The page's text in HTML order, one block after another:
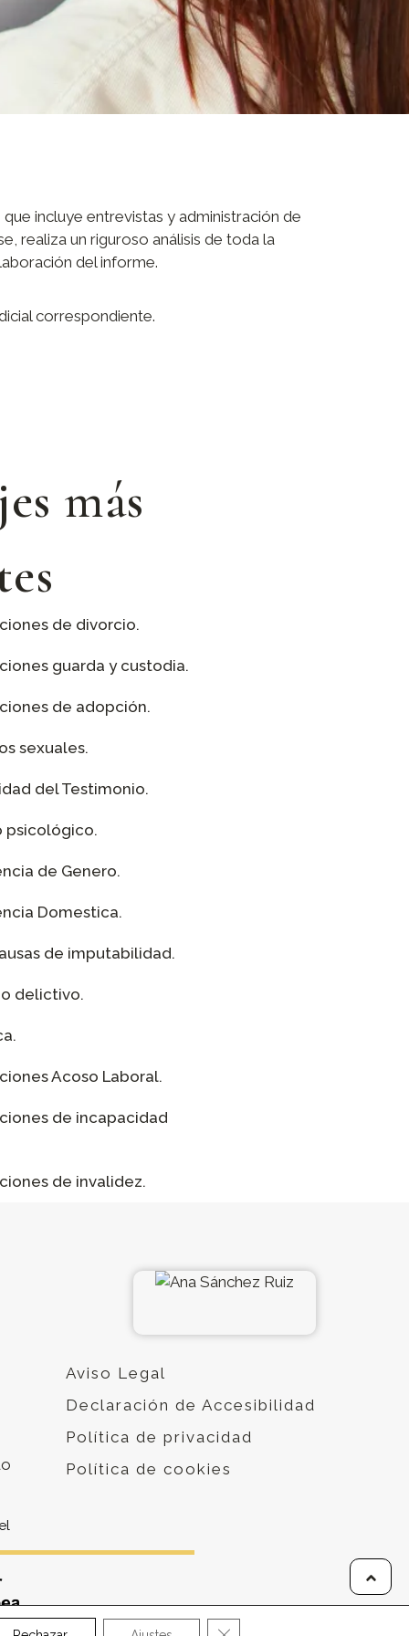
incluye entrevistas y administración de
realiza un riguroso análisis de toda la
del informe.
correspondiente.
más
de divorcio.
guarda y custodia.
de adopción.
sexuales.
del Testimonio.
psicológico.
de Genero.
Domestica.
de imputabilidad.
delictivo.
Acoso Laboral.
de incapacidad
de invalidez.
Aviso Legal
Declaración de Accesibilidad
Política de privacidad
Política de cookies
CERRAR EL BANNER DE